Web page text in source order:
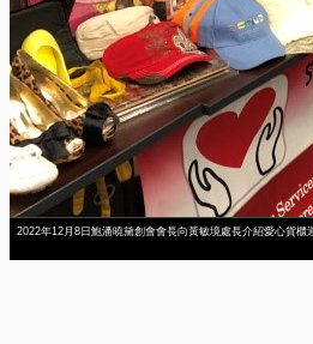
2022年12月8日鮑潘曉黛創會會長向黃敏境處長介紹愛心貨櫃